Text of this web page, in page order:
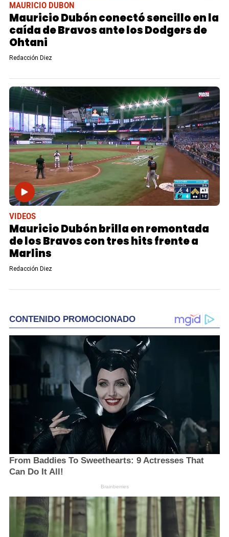
MAURICIO DUBON
Mauricio Dubón conectó sencillo en la
caída de Bravos ante los Dodgers de
Ohtani
Redacción Diez
VIDEOS
Mauricio Dubón brilla en remontada
de los Bravos con tres hits frente a
Marlins
Redacción Diez